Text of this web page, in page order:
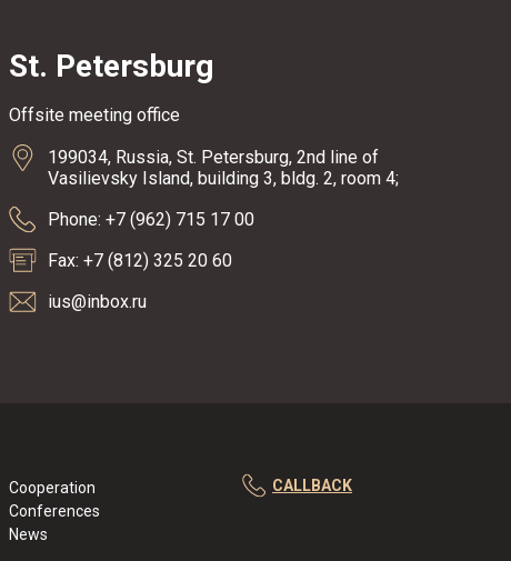
St. Petersburg
Offsite meeting office
199034, Russia, St. Petersburg, 2nd line of
Vasilievsky Island, building 3, bldg. 2, room 4;
Phone: +7 (962) 715 17 00
Fax: +7 (812) 325 20 60
ius@inbox.ru
Cooperation
Conferences
News
CALLBACK